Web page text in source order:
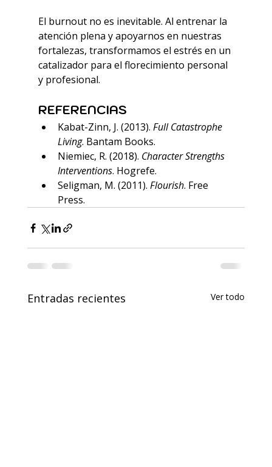
El burnout no es inevitable. Al entrenar la
atención plena y apoyarnos en nuestras
fortalezas, transformamos el estrés en un
catalizador para el florecimiento personal
y profesional.
REFERENCIAS
Kabat-Zinn, J. (2013). Full Catastrophe
Living. Bantam Books.
Niemiec, R. (2018). Character Strengths
Interventions. Hogrefe.
Seligman, M. (2011). Flourish. Free
Press.
Entradas recientes Ver todo